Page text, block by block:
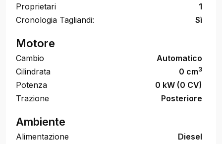
Proprietari
1
Cronologia Tagliandi:
Sì
Motore
Cambio
Automatico
Cilindrata
0 cm3
Potenza
0 kW (0 CV)
Trazione
Posteriore
Ambiente
Alimentazione
Diesel